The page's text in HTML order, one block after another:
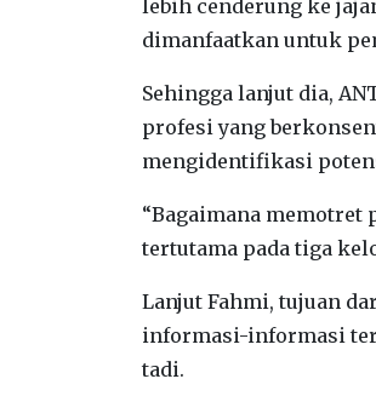
lebih cenderung ke
dimanfaatkan untuk
Sehingga lanjut dia,
profesi yang
mengidentifikasi
“Bagaimana
tertutama pada tiga
Lanjut Fahmi, tujuan
informasi-informasi
tadi.